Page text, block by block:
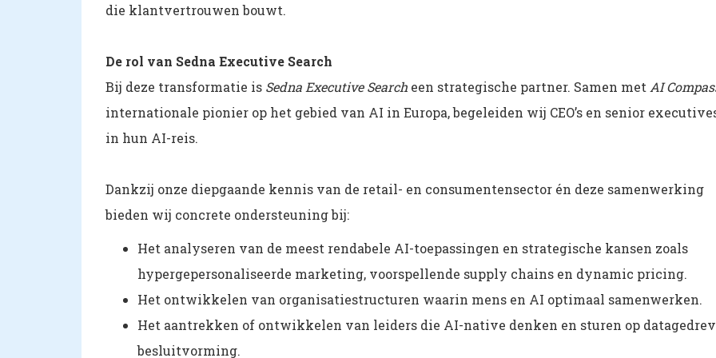
die klantvertrouwen bouwt.
De rol van Sedna Executive Search
Bij deze transformatie is Sedna Executive Search een strategische partner. Samen met AI
internationale pionier op het gebied van AI in Europa, begeleiden wij CEO’s en senior
in hun AI-reis.
Dankzij onze diepgaande kennis van de retail- en consumentensector én deze samenwerking
bieden wij concrete ondersteuning bij:
Het analyseren van de meest rendabele AI-toepassingen en strategische kansen zoals
hypergepersonaliseerde marketing, voorspellende supply chains en dynamic pricing.
Het ontwikkelen van organisatiestructuren waarin mens en AI optimaal samenwerken.
Het aantrekken of ontwikkelen van leiders die AI-native denken en sturen op
besluitvorming.